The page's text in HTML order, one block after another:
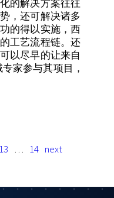
的解决方案往往
，还可解决诸多
的得以实施，西
工艺流程链。还
以尽早的让来自
家参与其项目，
13 … 14 next